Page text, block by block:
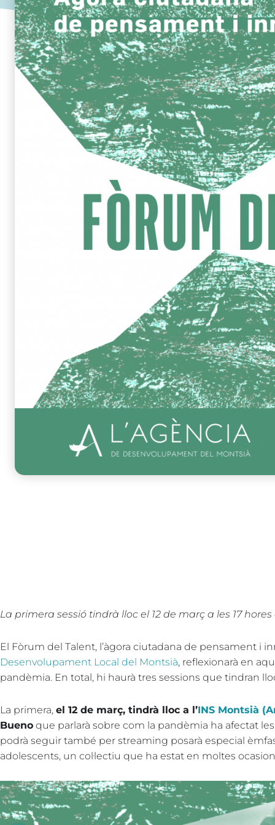
La primera sessió tindrà lloc el 12 de març a les 17
El Fòrum del Talent, l’àgora ciutadana de pensament i
Desenvolupament Local del Montsià, reflexionarà en
pandèmia. En total, hi haurà tres sessions que tindran
La primera, el 12 de març, tindrà lloc a l’INS Montsià
Bueno que parlarà sobre com la pandèmia ha afectat
podrà seguir també per streaming posarà especial
adolescents, un col·lectiu que ha estat en moltes